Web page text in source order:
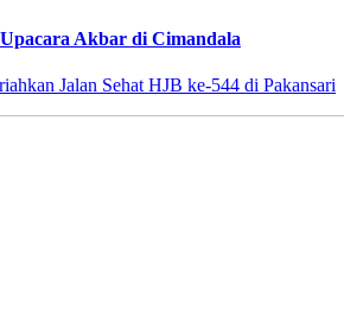
Akbar di Cimandala
Jalan Sehat HJB ke-544 di Pakansari